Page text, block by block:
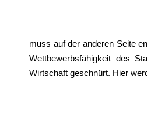
muss auf der anderen Seite
Wettbewerbsfähigkeit des
Wirtschaft geschnürt. Hier